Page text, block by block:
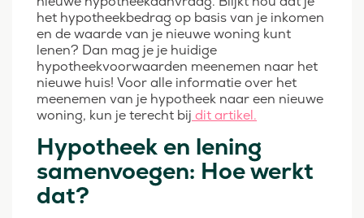
het hypotheekbedrag op basis van je inkomen
en de waarde van je nieuwe woning kunt
lenen? Dan mag je je huidige
hypotheekvoorwaarden meenemen naar het
nieuwe huis! Voor alle informatie over het
meenemen van je hypotheek naar een nieuwe
woning, kun je terecht bij dit artikel.
Hypotheek en lening
samenvoegen: Hoe werkt
dat?